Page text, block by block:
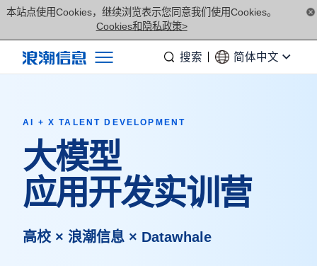
本站点使用Cookies，继续浏览表示您同意我们使用Cookies。
Cookies和隐私政策>
搜索 简体中文
服务支持
如何购买
合作伙伴
联合创新平台
AI + X TALENT DEVELOPMENT
大模型
应用开发实训营
高校 × 浪潮信息 × Datawhale